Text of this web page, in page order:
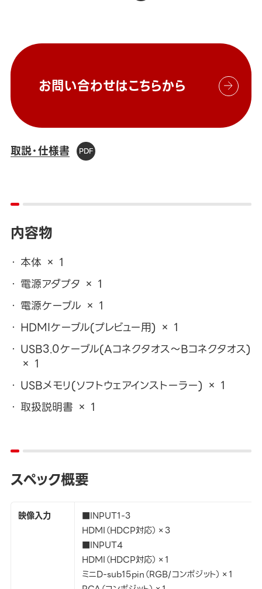
お問い合わせはこちらから
取説・仕様書
内容物
本体 × 1
電源アダプタ × 1
電源ケーブル × 1
HDMIケーブル(プレビュー用) × 1
USB3.0ケーブル(Aコネクタオス～Bコネクタオス)
× 1
USBメモリ(ソフトウェアインストーラー) × 1
取扱説明書 × 1
スペック概要
映像入力
■INPUT1-3
HDMI（HDCP対応）×3
■INPUT4
HDMI（HDCP対応）×1
ミニD-sub15pin（RGB/コンポジット）×1